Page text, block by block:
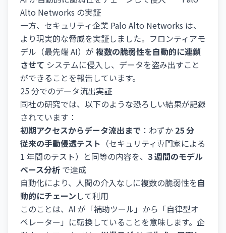
Alto Networks の実証
一方、セキュリティ企業 Palo Alto Networks は、
より現実的な脅威を実証しました。フロンティアモ
デル（最先端 AI）が 複数の脆弱性を自動的に連鎖
させて システムに侵入し、データを盗み出すこと
ができることを報告しています。
25 分でのデータ流出実証
同社の研究では、以下のような恐ろしい結果が記録
されています：
初期アクセスからデータ流出まで ：わずか 25 分
従来の手動侵透テスト （セキュリティ専門家による
1 年間のテスト）と同等の内容を、 3 週間のモデル
ベース分析 で達成
自動化により、人間の介入なしに複数の脆弱性を自
動的にチェーンして利用
このことは、AI が「補助ツール」から「自律型オ
ペレーター」に転換していることを意味します。企